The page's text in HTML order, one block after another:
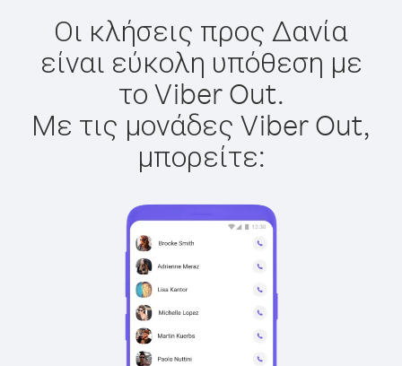
Οι κλήσεις προς Δανία
είναι εύκολη υπόθεση με
το Viber Out.
Με τις μονάδες Viber Out,
μπορείτε: